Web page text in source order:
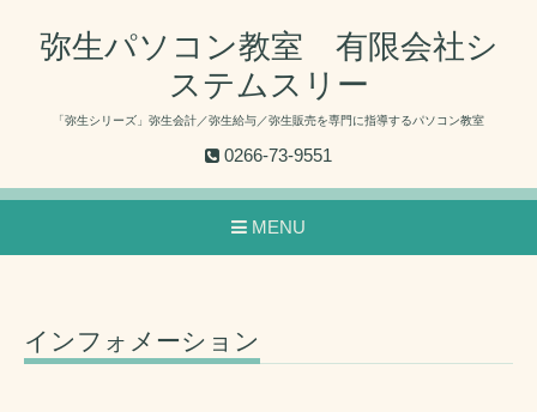
弥生パソコン教室 有限会社シ
ステムスリー
「弥生シリーズ」弥生会計／弥生給与／弥生販売を専門に指導するパソコン教室
0266-73-9551
MENU
インフォメーション